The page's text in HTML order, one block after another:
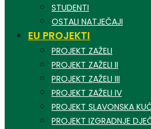
STUDENTI
OSTALI NATJEČAJI
EU PROJEKTI
PROJEKT ZAŽELI
PROJEKT ZAŽELI II
PROJEKT ZAŽELI III
PROJEKT ZAŽELI IV
PROJEKT SLAVONSKA
PROJEKT IZGRADNJE